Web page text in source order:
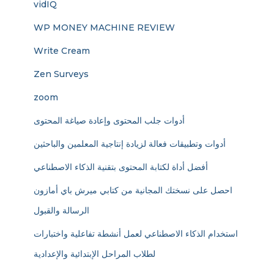
vidIQ
WP MONEY MACHINE REVIEW
Write Cream
Zen Surveys
zoom
أدوات جلب المحتوى وإعادة صياغة المحتوى
أدوات وتطبيقات فعالة لزيادة إنتاجية المعلمين والباحثين
أفضل أداة لكتابة المحتوى بتقنية الذكاء الاصطناعي
احصل على نسختك المجانية من كتابي ميرش باي أمازون
الرسالة والقبول
استخدام الذكاء الاصطناعي لعمل أنشطة تفاعلية واختبارات
لطلاب المراحل الإبتدائية والإعدادية